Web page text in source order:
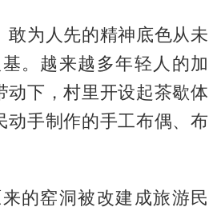
敢为人先的精神底色从未
。越来越多年轻人的加
动下，村里开设起茶歇体
手制作的手工布偶、布
的窑洞被改建成旅游民